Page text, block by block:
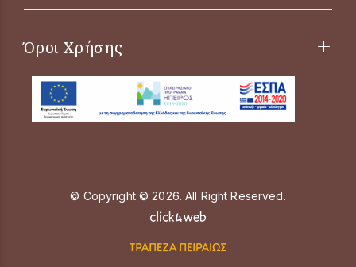
Όροι Χρήσης
© Copyright © 2026. All Right Reserved.